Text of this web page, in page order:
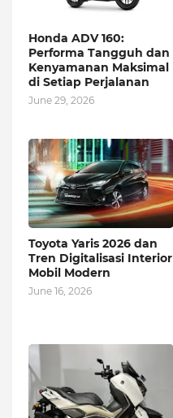
Honda ADV 160:
Performa Tangguh dan
Kenyamanan Maksimal
di Setiap Perjalanan
June 29, 2026
Toyota Yaris 2026 dan
Tren Digitalisasi Interior
Mobil Modern
June 16, 2026